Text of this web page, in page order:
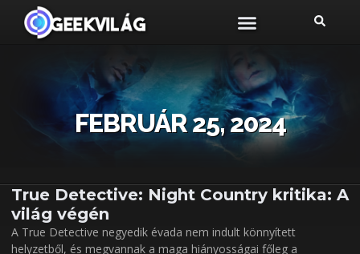
FEBRUÁR 25, 2024
True Detective: Night Country kritika: A
világ végén
A True Detective negyedik évada nem indult könnyített
helyzetből, és megvannak a maga hiányosságai főleg a